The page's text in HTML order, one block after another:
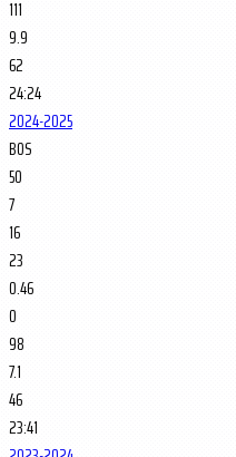
111
9.9
62
24:24
2024-2025
BOS
50
7
16
23
0.46
0
98
7.1
46
23:41